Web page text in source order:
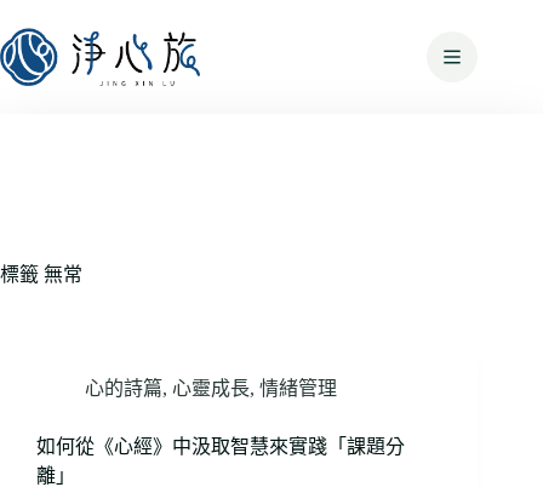
標籤 無常
心的詩篇, 心靈成長, 情緒管理
如何從《心經》中汲取智慧來實踐「課題分
離」